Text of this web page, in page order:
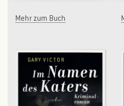
Mehr zum Buch